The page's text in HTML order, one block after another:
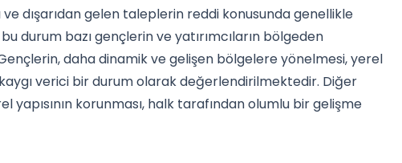
dışarıdan gelen taleplerin reddi konusunda genellikle
durum bazı gençlerin ve yatırımcıların bölgeden
daha dinamik ve gelişen bölgelere yönelmesi, yerel
verici bir durum olarak değerlendirilmektedir. Diğer
yapısının korunması, halk tarafından olumlu bir gelişme